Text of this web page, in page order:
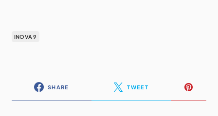
INOVA 9
SHARE TWEET